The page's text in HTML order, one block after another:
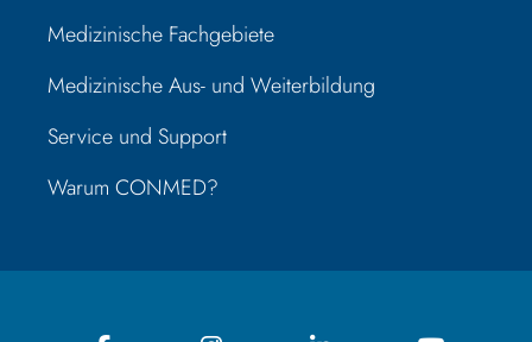
Medizinische Fachgebiete
Medizinische Aus- und Weiterbildung
Service und Support
Warum CONMED?